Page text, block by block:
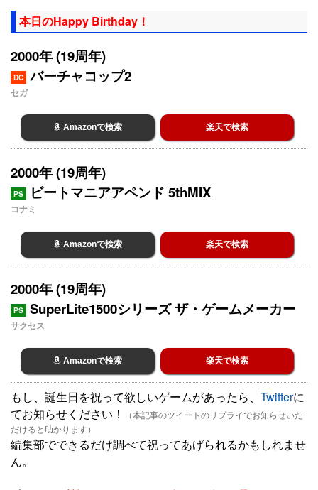
本日のHappy Birthday！
2000年 (19周年)
DC バーチャコップ2
セガ
Amazonで検索 楽天で検索
2000年 (19周年)
PS ビートマニアアペンド 5thMIX
コナミ
Amazonで検索 楽天で検索
2000年 (19周年)
PS SuperLite1500シリーズ ザ・ゲームメーカー
サクセス
Amazonで検索 楽天で検索
もし、誕生日を祝って欲しいゲームがあったら、 Twitterに
てお知らせください！
（本記事のツイートのリプライでお知らせいた
だけると助かります）
編集部でできるだけ調べて祝ってあげられるかもしれませ
ん。